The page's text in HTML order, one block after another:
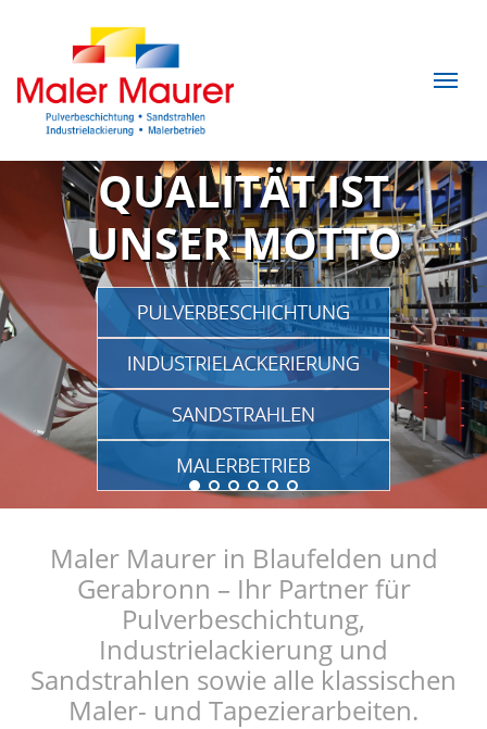
QUALITÄT IST
UNSER MOTTO
Maler Maurer in Blaufelden und
Gerabronn – Ihr Partner für
Pulverbeschichtung,
Industrielackierung und
Sandstrahlen sowie alle klassischen
Maler- und Tapezierarbeiten.